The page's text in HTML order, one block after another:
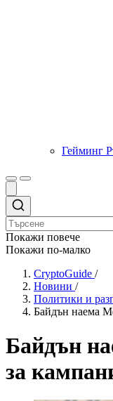
Гейминг
Покажи повече
Покажи по-малко
CryptoGuide /
Новини /
Политики и
Байдън наема
Байдън
за